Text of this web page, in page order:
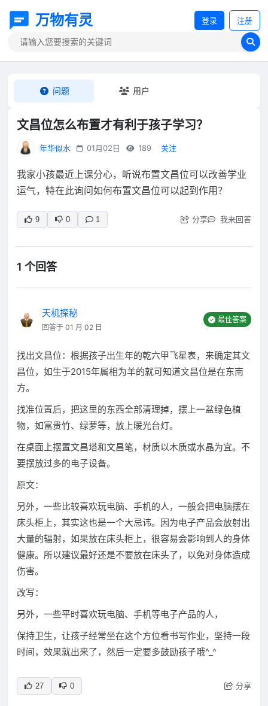
万物有灵 登录 注册
问题 用户
文昌位怎么布置才有利于孩子学习？
年华似水 01月02日 189 关注
我家小孩最近上课分心，听说布置文昌位可以改善学业
运气，特在此询问如何布置文昌位可以起到作用？
9 0 1 分享 我来回答
1 个回答
天机探秘
回答于 01 月 02 日
最佳答案
找出文昌位：根据孩子出生年的乾六甲飞星表，来确定其文
昌位，如生于2015年属相为羊的就可知道文昌位是在东南
方。
找准位置后，把这里的东西全部清理掉，摆上一盆绿色植
物，如富贵竹、绿萝等，放上暖光台灯。
在桌面上摆置文昌塔和文昌笔，材质以木质或水晶为宜。不
要摆放过多的电子设备。
原文：
另外，一些比较喜欢玩电脑、手机的人，一般会把电脑摆在
床头柜上，其实这也是一个大忌讳。因为电子产品会放射出
大量的辐射，如果放在床头柜上，很容易会影响到人的身体
健康。所以建议最好还是不要放在床头了，以免对身体造成
伤害。
改写：
另外，一些平时喜欢玩电脑、手机等电子产品的人，
保持卫生，让孩子经常坐在这个方位看书写作业，坚持一段
时间，效果就出来了，然后一定要多鼓励孩子哦^_^
27 0 分享